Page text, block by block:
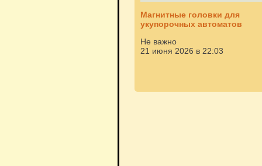
Магнитные головки для
укупорочных автоматов
Не важно
21 июня 2026 в 22:03